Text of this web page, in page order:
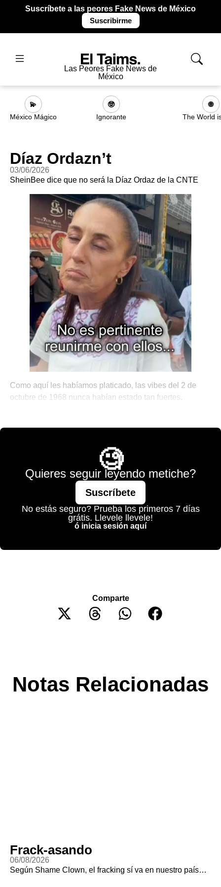
Suscríbete a las peores Fake News de México
Suscribirme
Las Peores Fake News de
México
💫
México Mágico
🤓
Ignorante
🌐
The World
Díaz Ordazn’t
03/06/2026
SheinBee dice que no será la Díaz Ordaz de la CNTE
Como aquí les habíamos platicado, las vibes del 2 de
octubre de 1968 nunca habían estado tan fuertes.
🧐
Quieres seguir leyendo metiche?
Suscríbete
No estás seguro? Prueba los primeros 7 días
grátis. Llevele llevele!
ó inicia sesión aquí
Comparte
Notas Relacionadas
Frack-asando
06/08/2026
Según Shame Clown, el fracking sí va en nuestro país…